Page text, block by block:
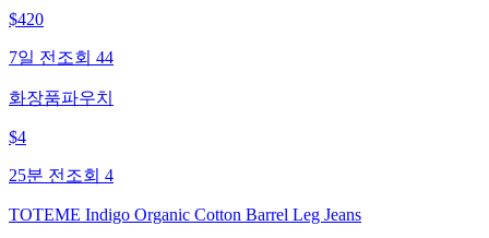
$420
7일 전 조회 44
화장품파우치
$4
25분 전 조회 4
TOTEME Indigo Organic Cotton Barrel Leg Jeans